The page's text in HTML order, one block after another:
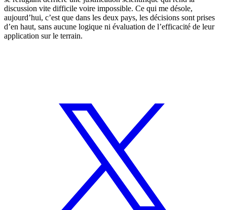
discussion vite difficile voire impossible. Ce qui me désole,
aujourd’hui, c’est que dans les deux pays, les décisions sont prises
d’en haut, sans aucune logique ni évaluation de l’efficacité de leur
application sur le terrain.